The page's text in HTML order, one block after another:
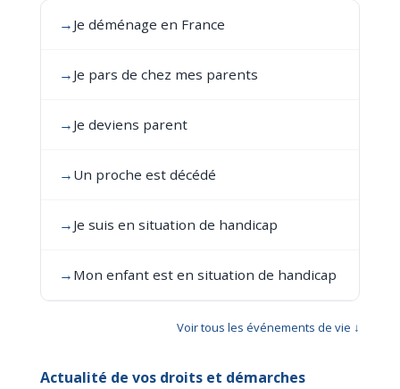
→ Je déménage en France
→ Je pars de chez mes parents
→ Je deviens parent
→ Un proche est décédé
→ Je suis en situation de handicap
→ Mon enfant est en situation de handicap
Voir tous les événements de vie ↓
Actualité de vos droits et démarches